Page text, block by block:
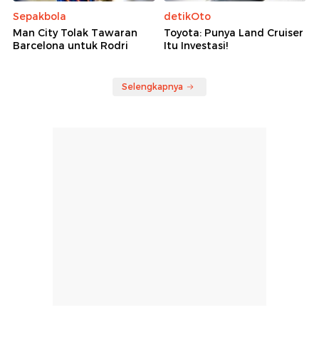
Sepakbola
Man City Tolak Tawaran
Barcelona untuk Rodri
detikOto
Toyota: Punya Land Cruiser
Itu Investasi!
Selengkapnya